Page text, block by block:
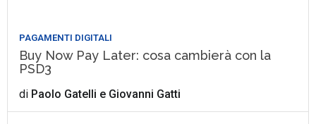
PAGAMENTI DIGITALI
Buy Now Pay Later: cosa cambierà con la
PSD3
di Paolo Gatelli e Giovanni Gatti